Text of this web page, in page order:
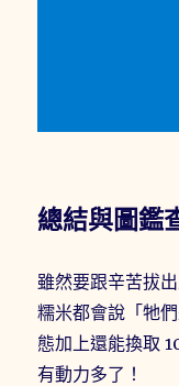
總結與圖鑑
雖然要跟辛苦拔
糯米都會說「牠
態加上還能換取
有動力多了！